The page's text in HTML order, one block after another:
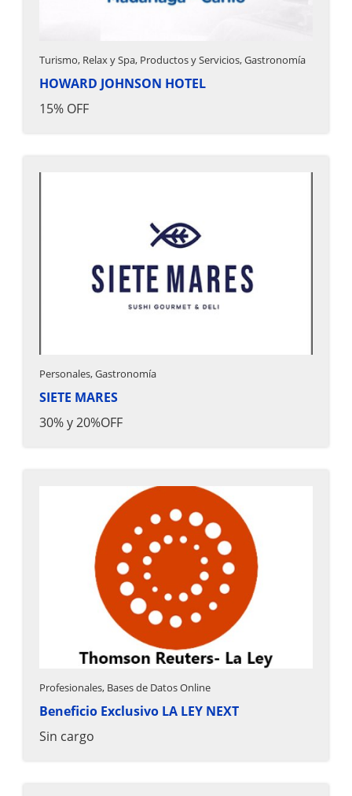
Turismo, Relax y Spa, Productos y Servicios, Gastronomía
HOWARD JOHNSON HOTEL
15% OFF
Personales, Gastronomía
SIETE MARES
30% y 20%OFF
Profesionales, Bases de Datos Online
Beneficio Exclusivo LA LEY NEXT
Sin cargo